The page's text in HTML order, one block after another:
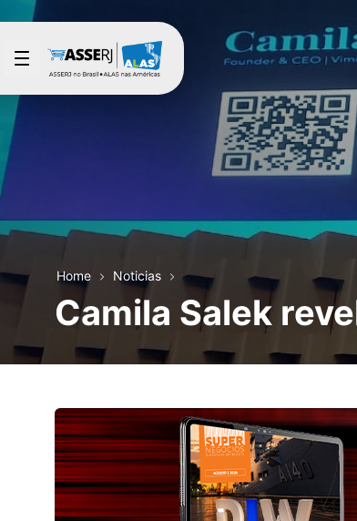
Saltar al contenido principal
Home Noticias
Camila Salek